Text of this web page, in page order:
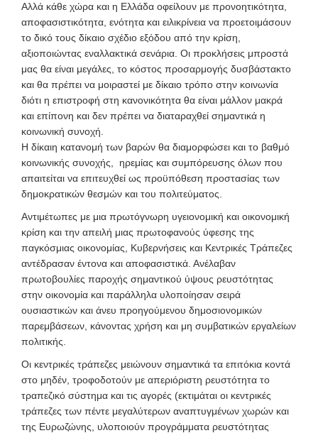
Αλλά κάθε χώρα και η Ελλάδα οφείλουν με προνοητικότητα,
αποφασιστικότητα, ενότητα και ειλικρίνεια να προετοιμάσουν
το δικό τους δίκαιο σχέδιο εξόδου από την κρίση,
αξιοποιώντας εναλλακτικά σενάρια. Οι προκλήσεις μπροστά
μας θα είναι μεγάλες, το κόστος προσαρμογής δυσβάστακτο
και θα πρέπει να μοιραστεί με δίκαιο τρόπο στην κοινωνία
διότι η επιστροφή στη κανονικότητα θα είναι μάλλον μακρά
και επίπονη και δεν πρέπει να διαταραχθεί σημαντικά η
κοινωνική συνοχή.
Η δίκαιη κατανομή των βαρών θα διαμορφώσει και το βαθμό
κοινωνικής συνοχής, ηρεμίας και συμπόρευσης όλων που
απαιτείται να επιτευχθεί ως προϋπόθεση προστασίας των
δημοκρατικών θεσμών και του πολιτεύματος.
Αντιμέτωπες με μια πρωτόγνωρη υγειονομική και οικονομική
κρίση και την απειλή μιας πρωτοφανούς ύφεσης της
παγκόσμιας οικονομίας, Κυβερνήσεις και Κεντρικές Τράπεζες
αντέδρασαν έντονα και αποφασιστικά. Ανέλαβαν
πρωτοβουλίες παροχής σημαντικού ύψους ρευστότητας
στην οικονομία και παράλληλα υλοποίησαν σειρά
ουσιαστικών και άνευ προηγούμενου δημοσιονομικών
παρεμβάσεων, κάνοντας χρήση και μη συμβατικών εργαλείων
πολιτικής.
Οι κεντρικές τράπεζες μειώνουν σημαντικά τα επιτόκια κοντά
στο μηδέν, τροφοδοτούν με απεριόριστη ρευστότητα το
τραπεζικό σύστημα και τις αγορές (εκτιμάται οι κεντρικές
τράπεζες των πέντε μεγαλύτερων αναπτυγμένων χωρών και
της Ευρωζώνης, υλοποιούν προγράμματα ρευστότητας